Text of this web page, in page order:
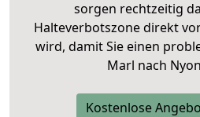
sorgen rechtzeitig
Halteverbotszone direkt
wird, damit Sie einen
Marl nach
Kostenlose